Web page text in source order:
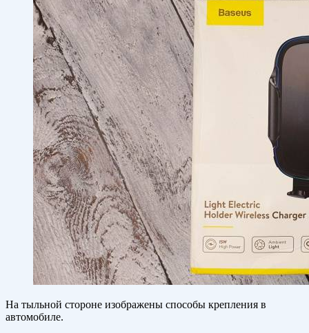
На тыльной стороне изображены способы крепления в
автомобиле.